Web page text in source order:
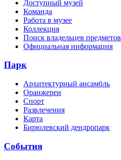
Доступный музей
Команда
Работа в музее
Коллекция
Поиск владельцев предметов
Официальная информация
Парк
Архитектурный ансамбль
Оранжереи
Спорт
Развлечения
Карта
Бирюлевский дендропарк
События